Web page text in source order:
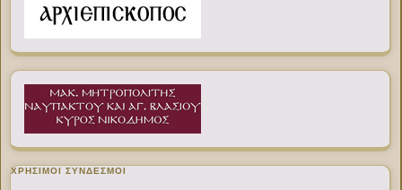
ΧΡΉΣΙΜΟΙ ΣΎΝΔΕΣΜΟΙ